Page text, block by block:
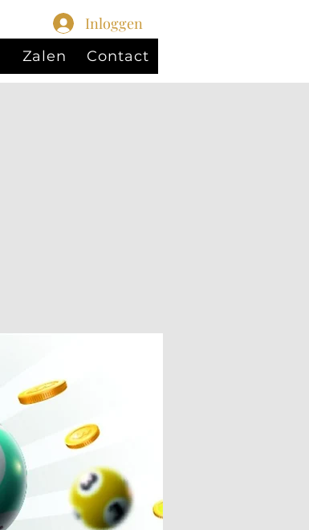
Zalen Contact
Inloggen